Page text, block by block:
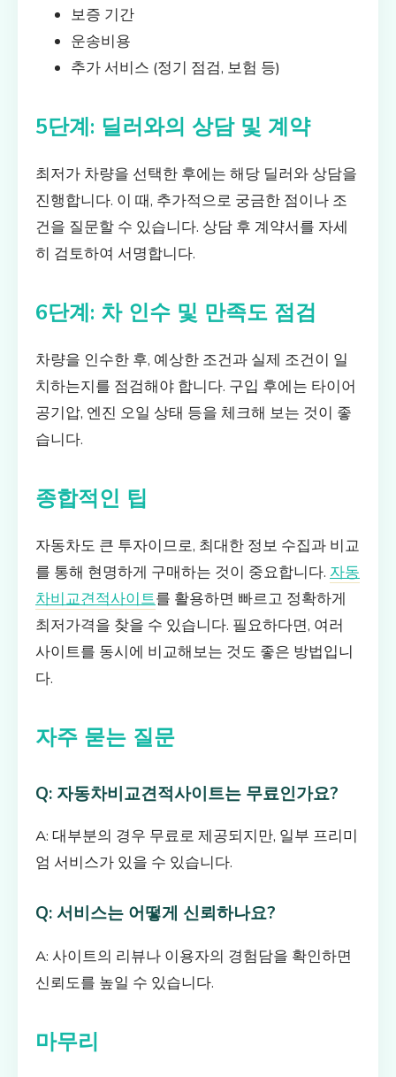
보증 기간
운송비용
추가 서비스 (정기 점검, 보험 등)
5단계: 딜러와의 상담 및 계약
최저가 차량을 선택한 후에는 해당 딜러와 상담을
진행합니다. 이 때, 추가적으로 궁금한 점이나 조
건을 질문할 수 있습니다. 상담 후 계약서를 자세
히 검토하여 서명합니다.
6단계: 차 인수 및 만족도 점검
차량을 인수한 후, 예상한 조건과 실제 조건이 일
치하는지를 점검해야 합니다. 구입 후에는 타이어
공기압, 엔진 오일 상태 등을 체크해 보는 것이 좋
습니다.
종합적인 팁
자동차도 큰 투자이므로, 최대한 정보 수집과 비교
를 통해 현명하게 구매하는 것이 중요합니다. 자동
차비교견적사이트를 활용하면 빠르고 정확하게
최저가격을 찾을 수 있습니다. 필요하다면, 여러
사이트를 동시에 비교해보는 것도 좋은 방법입니
다.
자주 묻는 질문
Q: 자동차비교견적사이트는 무료인가요?
A: 대부분의 경우 무료로 제공되지만, 일부 프리미
엄 서비스가 있을 수 있습니다.
Q: 서비스는 어떻게 신뢰하나요?
A: 사이트의 리뷰나 이용자의 경험담을 확인하면
신뢰도를 높일 수 있습니다.
마무리